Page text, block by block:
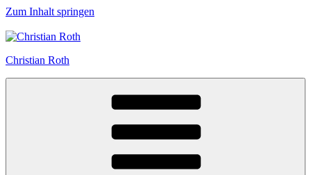
Zum Inhalt springen
Christian Roth